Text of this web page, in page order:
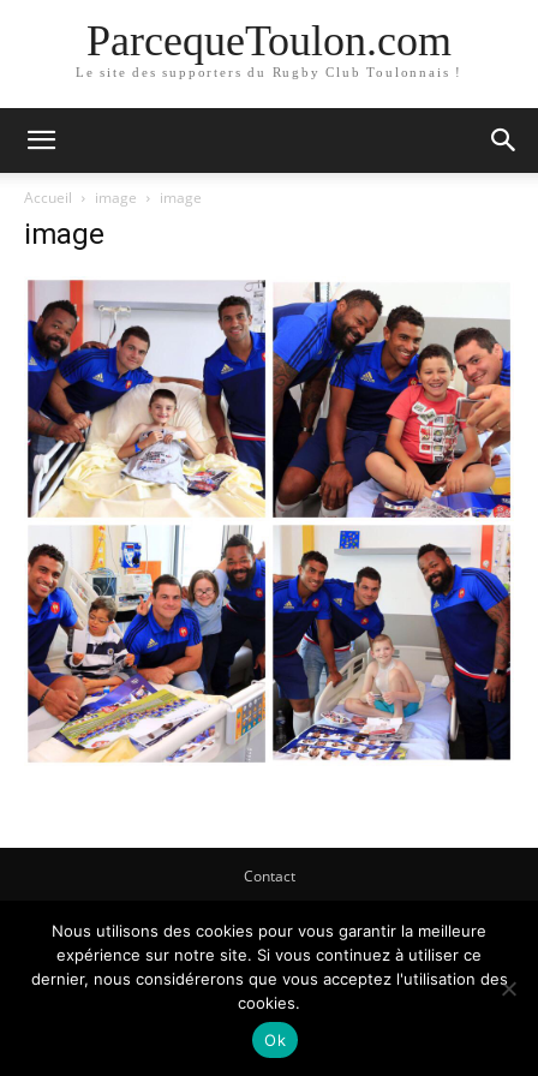
ParcequeToulon.com
Le site des supporters du Rugby Club Toulonnais !
Accueil image image
image
Contact
Nous utilisons des cookies pour vous garantir la meilleure
expérience sur notre site. Si vous continuez à utiliser ce
dernier, nous considérerons que vous acceptez l'utilisation des
cookies.
Ok